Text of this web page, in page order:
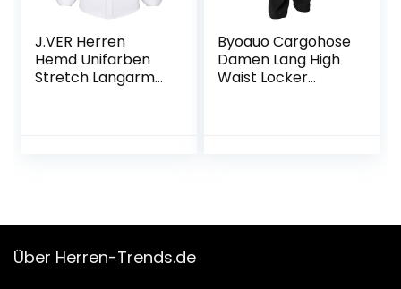
J.VER Herren
Hemd Unifarben
Stretch Langarm
Byoauo Cargohose
Damen Lang High
Waist Locker
Über Herren-Trends.de